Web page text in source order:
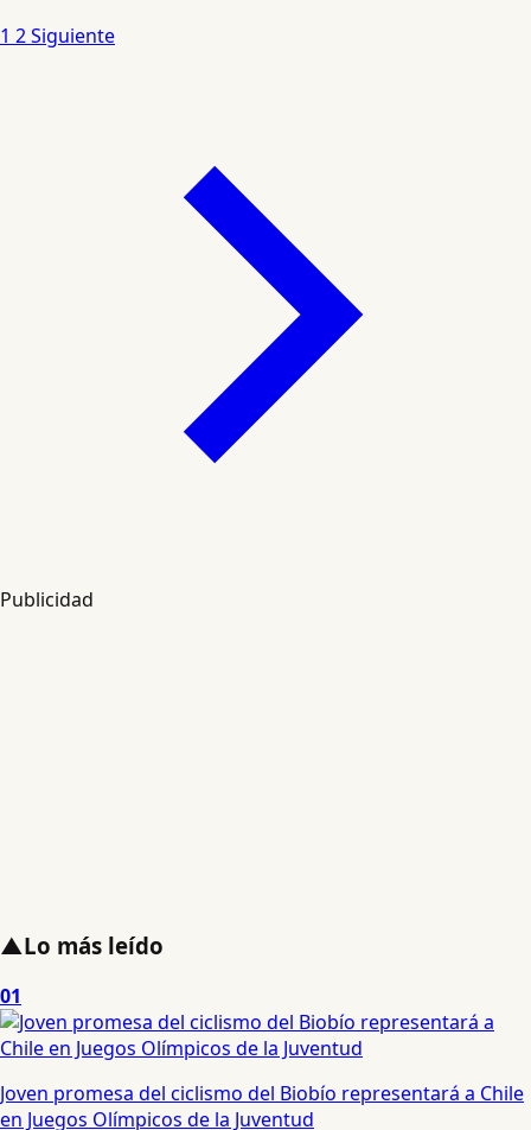
1 2Siguiente
Publicidad
▲Lo más leído
01
Joven promesa del ciclismo del Biobío representará a Chile
en Juegos Olímpicos de la Juventud